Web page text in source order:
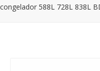
congelador 588L 728L 838L